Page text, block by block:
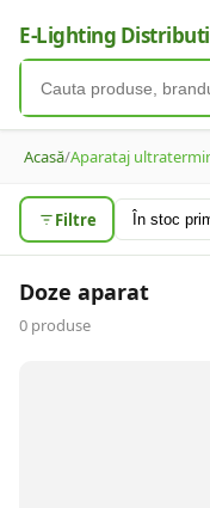
E-Lighting
Acasă/Aparataj
Filtre
Doze aparat
0 produse